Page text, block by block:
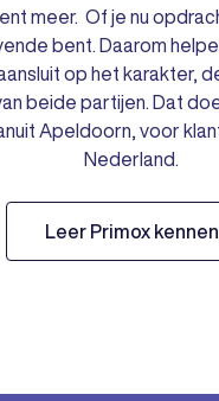
meer. Of je nu
bent. Daarom
op het karakter,
beide partijen. Dat
Apeldoorn, voor
Nederland.
Leer Primox kennen